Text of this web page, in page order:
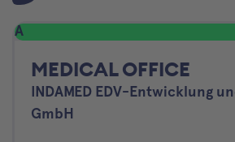
A
MEDICAL OFFICE
INDAMED EDV-Entwicklung
GmbH